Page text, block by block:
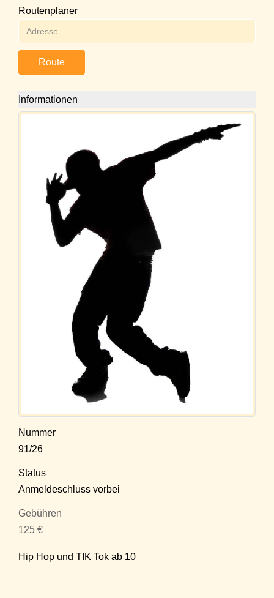
Routenplaner
Route
Informationen
Nummer
91/26
Status
Anmeldeschluss vorbei
Gebühren
125 €
Hip Hop und TIK Tok ab 10